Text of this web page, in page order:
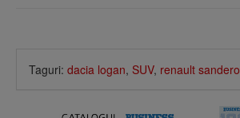
Taguri: dacia logan, SUV, renault sandero